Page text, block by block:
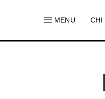
MENU CHI